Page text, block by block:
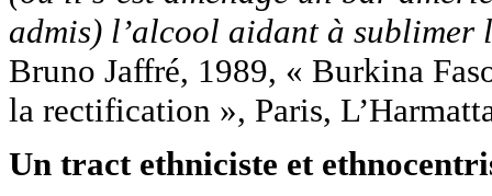
admis) l’alcool aidant à sublimer
Bruno Jaffré, 1989, « Burkina
la rectification », Paris,
Un tract ethniciste et